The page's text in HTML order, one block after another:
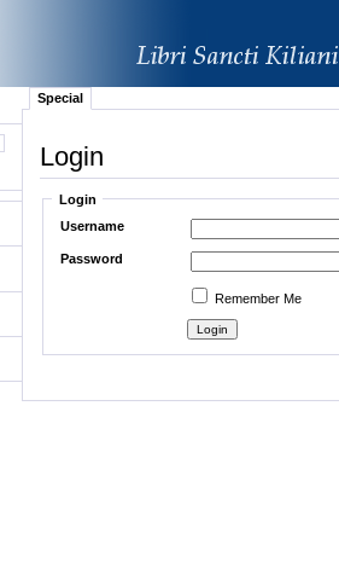
Special
Login
Login
Username
Password
Remember Me